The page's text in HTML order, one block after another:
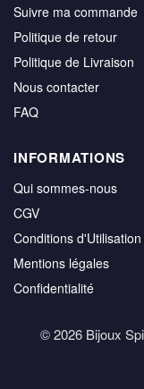
Suivre ma commande
Politique de retour
Politique de Livraison
Nous contacter
FAQ
INFORMATIONS
Qui sommes-nous
CGV
Conditions d'Utilisation
Mentions légales
Confidentialité
© 2026 Bijoux